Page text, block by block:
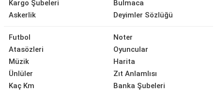
Kargo Şubeleri
Askerlik
Bulmaca
Deyimler Sözlüğü
Futbol
Atasözleri
Müzik
Ünlüler
Kaç Km
Noter
Oyuncular
Harita
Zıt Anlamlısı
Banka Şubeleri